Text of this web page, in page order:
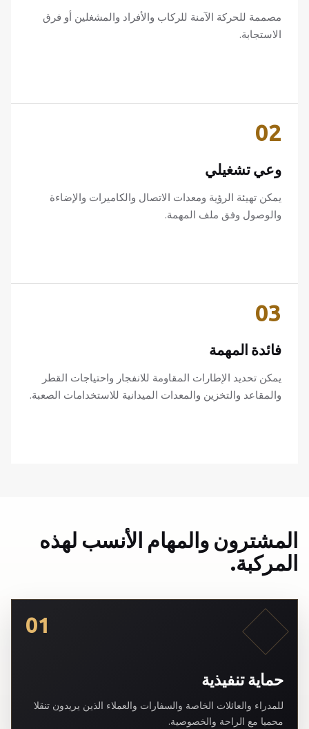
مصممة للحركة الآمنة للركاب والأفراد والمشغلين أو فرق
الاستجابة.
02
وعي تشغيلي
يمكن تهيئة الرؤية ومعدات الاتصال والكاميرات والإضاءة
والوصول وفق ملف المهمة.
03
فائدة المهمة
يمكن تحديد الإطارات المقاومة للانفجار واحتياجات القطر
والمقاعد والتخزين والمعدات الميدانية للاستخدامات الصعبة.
المشترون والمهام الأنسب لهذه
المركبة.
01
حماية تنفيذية
للمدراء والعائلات الخاصة والسفارات والعملاء الذين يريدون تنقلا
محميا مع الراحة والخصوصية.